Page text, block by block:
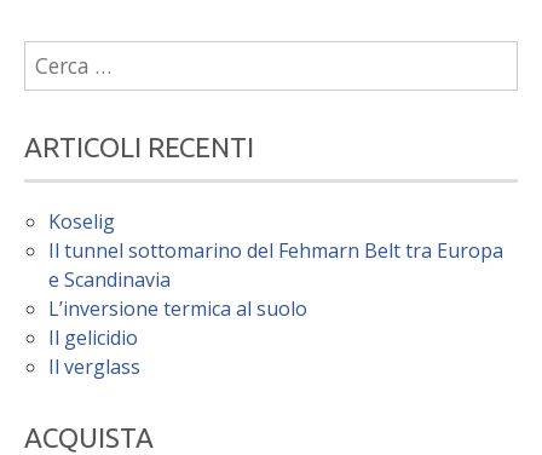
Ricerca
per:
ARTICOLI RECENTI
Koselig
Il tunnel sottomarino del Fehmarn Belt tra Europa
e Scandinavia
L’inversione termica al suolo
Il gelicidio
Il verglass
ACQUISTA